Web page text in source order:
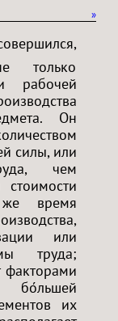
»
только
рабочей
Он
силы, или
чем
время
или
труда;
факторами
их